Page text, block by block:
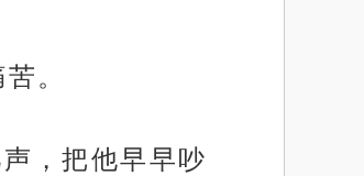
。
，把他早早吵